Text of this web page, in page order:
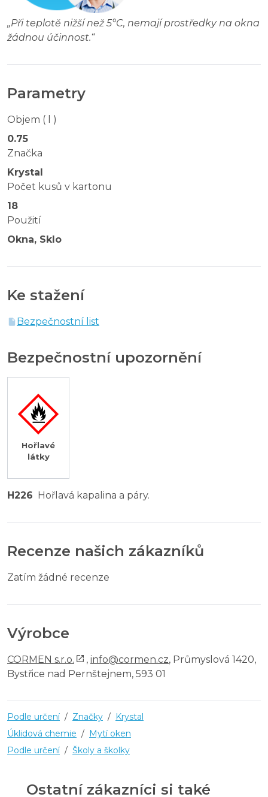
„Při teplotě nižší než 5°C, nemají prostředky na okna
žádnou účinnost.“
Parametry
Objem ( l )
0.75
Značka
Krystal
Počet kusů v kartonu
18
Použití
Okna, Sklo
Ke stažení
Bezpečnostní list
Bezpečnostní upozornění
Hořlavé
látky
H226 Hořlavá kapalina a páry.
Recenze našich zákazníků
Zatím žádné recenze
Výrobce
CORMEN s.r.o. , info@cormen.cz, Průmyslová 1420,
Bystřice nad Pernštejnem, 593 01
Podle určení / Značky / Krystal
Úklidová chemie / Mytí oken
Podle určení / Školy a školky
Ostatní zákazníci si také